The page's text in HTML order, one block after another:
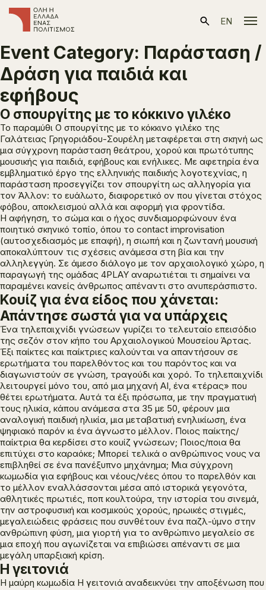
EN
Event Category: Παράσταση /
Δράση για παιδιά και
εφήβους
Ο σπουργίτης με το κόκκινο γιλέκο
Το παραμύθι Ο σπουργίτης με το κόκκινο γιλέκο της
Γαλάτειας Γρηγοριάδου-Σουρέλη μεταφέρεται στη σκηνή ως
μια σύγχρονη παράσταση θεάτρου, χορού και πρωτότυπης
μουσικής για παιδιά, εφήβους και ενήλικες. Με αφετηρία ένα
εμβληματικό έργο της ελληνικής παιδικής λογοτεχνίας, η
παράσταση προσεγγίζει τον σπουργίτη ως αλληγορία για
τον Άλλον: το ευάλωτο, διαφορετικό ον που γίνεται στόχος
φόβου, αποκλεισμού αλλά και αφορμή για φροντίδα.
Η αφήγηση, το σώμα και ο ήχος συνδιαμορφώνουν ένα
ποιητικό σκηνικό τοπίο, όπου το contact improvisation
(αυτοσχεδιασμός με επαφή), η σιωπή και η ζωντανή μουσική
αποκαλύπτουν τις σχέσεις ανάμεσα στη βία και την
αλληλεγγύη. Σε άμεσο διάλογο με τον αρχαιολογικό χώρο, η
παραγωγή της ομάδας 4PLAY αναρωτιέται τι σημαίνει να
παραμένει κανείς άνθρωπος απέναντι στο ανυπεράσπιστο.
Κουίζ για ένα είδος που χάνεται:
Απάντησε σωστά για να υπάρχεις
Ένα τηλεπαιχνίδι γνώσεων γυρίζει το τελευταίο επεισόδιο
της σεζόν στον κήπο του Αρχαιολογικού Μουσείου Άρτας.
Έξι παίκτες και παίκτριες καλούνται να απαντήσουν σε
ερωτήματα του παρελθόντος και του παρόντος και να
διαγωνιστούν σε γνώση, τραγούδι και χορό. Το τηλεπαιχνίδι
λειτουργεί μόνο του, από μια μηχανή ΑΙ, ένα «τέρας» που
θέτει ερωτήματα. Αυτά τα έξι πρόσωπα, με την πραγματική
τους ηλικία, κάπου ανάμεσα στα 35 με 50, φέρουν μια
αναλογική παιδική ηλικία, μια μεταβατική ενηλικίωση, ένα
ψηφιακό παρόν κι ένα άγνωστο μέλλον. Ποιος παίκτης/
παίκτρια θα κερδίσει στο κουίζ γνώσεων; Ποιος/ποια θα
επιτύχει στο καραόκε; Μπορεί τελικά ο ανθρώπινος νους να
επιβληθεί σε ένα πανέξυπνο μηχάνημα; Μια σύγχρονη
κωμωδία για εφήβους και νέους/νέες όπου το παρελθόν και
το μέλλον εναλλάσσονται μέσα από ιστορικά γεγονότα,
αθλητικές πρωτιές, ποπ κουλτούρα, την ιστορία του σινεμά,
την αστροφυσική και κοσμικούς χορούς, ηρωικές στιγμές,
μεγαλειώδεις φράσεις που συνθέτουν ένα παζλ-ύμνο στην
ανθρώπινη φύση, μια γιορτή για το ανθρώπινο μεγαλείο σε
μια εποχή που αγωνίζεται να επιβιώσει απέναντι σε μια
μεγάλη υπαρξιακή κρίση.
Η γειτονιά
Η μαύρη κωμωδία Η γειτονιά αναδεικνύει την αποξένωση που